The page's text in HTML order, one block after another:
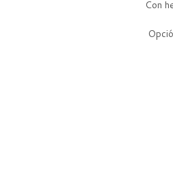
Con